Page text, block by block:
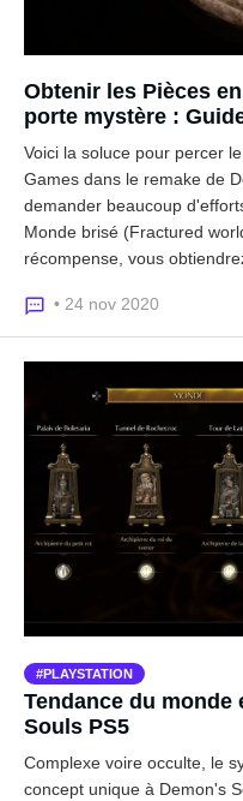
Obtenir les Pièces
porte mystère :
Voici la soluce pour percer
Games dans le remake de
demander beaucoup
Monde brisé (Fractured
récompense, vous
• 24 nov 2020
PLAYSTATION
Tendance du monde
Souls PS5
Complexe voire occulte, le
concept unique à Demon's